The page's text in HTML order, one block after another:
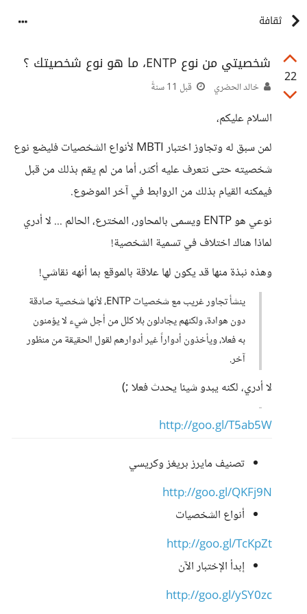
ثقافة
22
شخصيتي من نوع ENTP، ما هو نوع شخصيتك ؟
خالد الحضري قبل 11 سنةً
السلام عليكم،
لمن سبق له وتجاوز اختبار MBTI لأنواع الشخصيات فليضع نوع
شخصيته حتى نتعرف عليه أكثر، أما من لم يقم بذلك من قبل
فيمكنه القيام بذلك من الروابط في آخر الموضوع.
نوعي هو ENTP ويسمى بالمحاور، المخترع، الحالم ... لا أدري
لماذا هناك اختلاف في تسمية الشخصية!
وهذه نبذة منها قد يكون لها علاقة بالموقع بما أنهه نقاشي!
ينشأ تجاور غريب مع شخصيات ENTP، لأنها شخصية صادقة
دون هوادة، ولكنهم يجادلون بلا كلل من أجل شيء لا يؤمنون
به فعلا، ويأخذون أدواراً غير أدوارهم لقول الحقيقة من منظور
آخر.
لا أدري، لكنه يبدو شيئا يحدث فعلا ;)
http://goo.gl/T5ab5W
تصنيف مايرز بريغز وكريسي
http://goo.gl/QKFj9N
أنواع الشخصيات
http://goo.gl/TcKpZt
إبدأ الإختبار الآن
http://goo.gl/ySY0zc